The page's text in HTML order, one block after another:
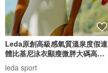
Leda原創高級感氣質溫泉度假連
體比基尼泳衣顯瘦微胖大碼高開
衩女
leda sport